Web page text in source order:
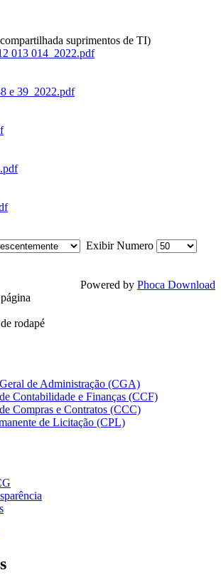
suprimentos de TI)
013 014_2022.pdf
e 39_2022.pdf
Exibir Numero
Powered by Phoca Download
rodapé
de Administração (CGA)
Contabilidade e Finanças (CCF)
Compras e Contratos (CCC)
de Licitação (CPL)